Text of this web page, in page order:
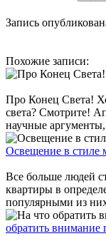
Запись
Похожие записи:
Про Конец Света!
света? Смотрите!
научные
Освещение в стиле
Все больше людей
квартиры в
популярными из
обратить внимание